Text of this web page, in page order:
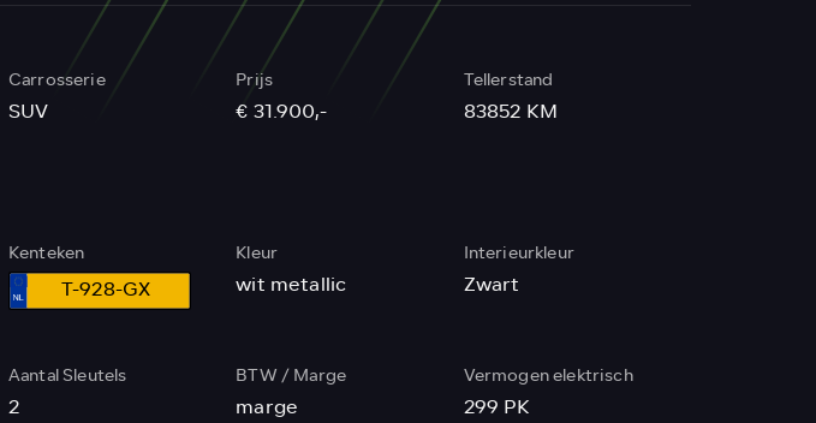
Carrosserie
SUV
Prijs
€ 31.900,-
Tellerstand
83852 KM
Kenteken
T-928-GX
Kleur
wit metallic
Interieurkleur
Zwart
Aantal Sleutels
2
BTW / Marge
marge
Vermogen elektrisch
299 PK